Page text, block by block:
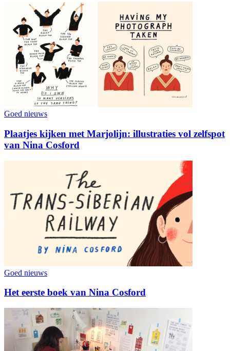
Goed nieuws
Plaatjes kijken met Marjolijn: illustraties vol zelfspot
van Nina Cosford
Goed nieuws
Het eerste boek van Nina Cosford